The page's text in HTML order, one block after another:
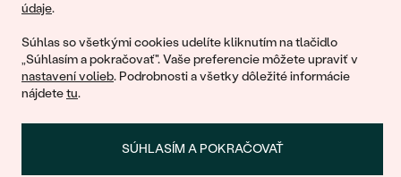
údaje.
Súhlas so všetkými cookies udelíte kliknutím na tlačidlo
„Súhlasím a pokračovať". Vaše preferencie môžete upraviť v
nastavení volieb. Podrobnosti a všetky dôležité informácie
nájdetetu.
SÚHLASÍM A POKRAČOVAŤ
© 2011 - 2026, Eppi.sk